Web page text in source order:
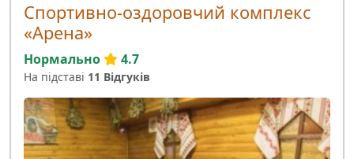
Спортивно-оздоровчий комплекс
«Арена»
Нормально 4.7
На підставі 11 Відгуків